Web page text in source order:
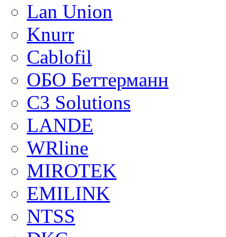
Lan Union
Knurr
Cablofil
ОБО Беттерманн
C3 Solutions
LANDE
WRline
MIROTEK
EMILINK
NTSS